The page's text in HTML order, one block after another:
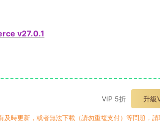
v27.0.1
VIP 5折 升級
時更新，或者無法下載（請勿重複支付）等問題，請